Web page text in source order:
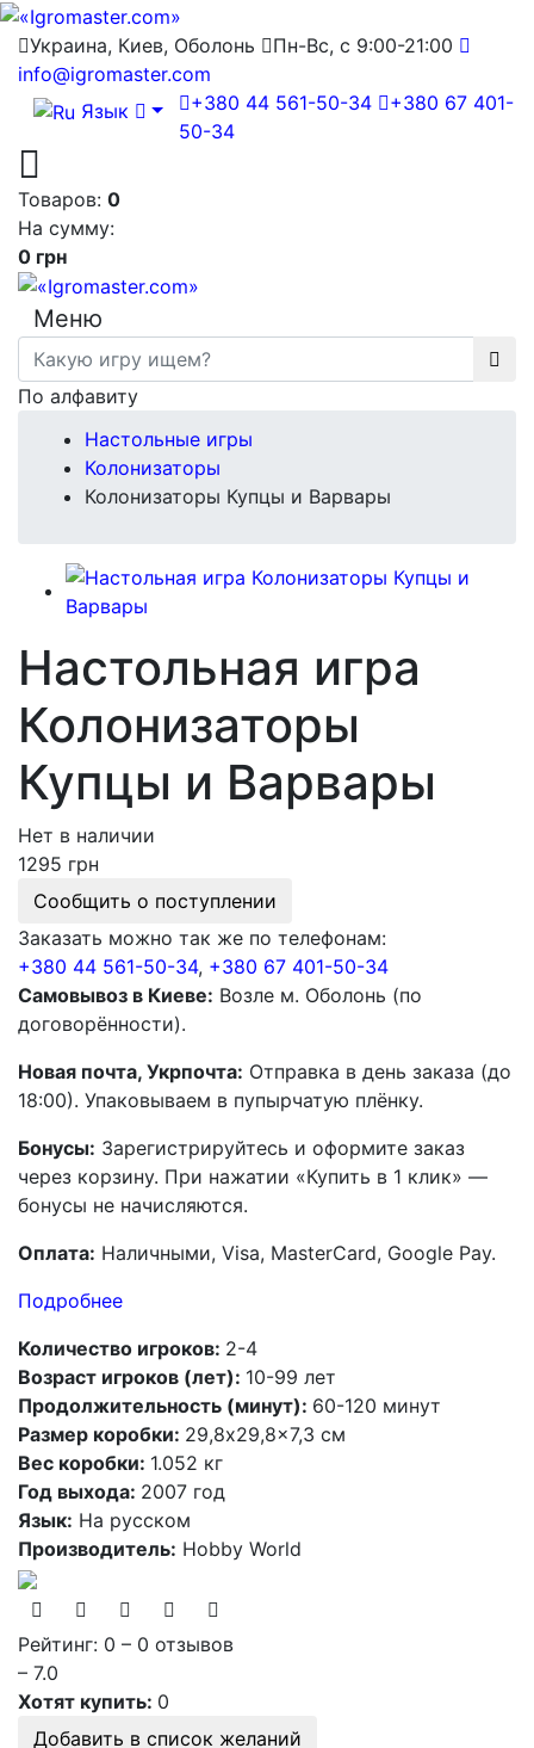
Украина, Киев, Оболонь
Пн-Вс, с 9:00-21:00
info@igromaster.com
Язык
+380 44 561-50-34
+380 67 401-
50-34
Товаров: 0
На сумму:
0 грн
Меню
По алфавиту
Настольные игры
Колонизаторы
Колонизаторы Купцы и Варвары
Настольная игра
Колонизаторы
Купцы и Варвары
Нет в наличии
1295 грн
Сообщить о поступлении
Заказать можно так же по телефонам:
+380 44 561-50-34, +380 67 401-50-34
Самовывоз в Киеве: Возле м. Оболонь (по
договорённости).
Новая почта, Укрпочта: Отправка в день заказа (до
18:00). Упаковываем в пупырчатую плёнку.
Бонусы: Зарегистрируйтесь и оформите заказ
через корзину. При нажатии «Купить в 1 клик» —
бонусы не начисляются.
Оплата: Наличными, Visa, MasterCard, Google Pay.
Подробнее
Количество игроков: 2-4
Возраст игроков (лет): 10-99 лет
Продолжительность (минут): 60-120 минут
Размер коробки: 29,8x29,8x7,3 см
Вес коробки: 1.052 кг
Год выхода: 2007 год
Язык: На русском
Производитель: Hobby World
Рейтинг: 0 – 0 отзывов
– 7.0
Хотят купить: 0
Добавить в список желаний